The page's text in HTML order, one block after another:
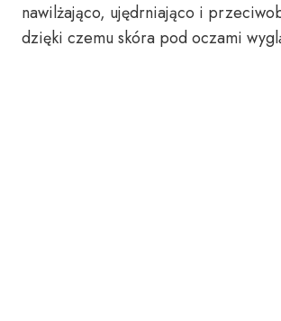
nawilżająco, ujędrniająco i
dzięki czemu skóra pod oczami